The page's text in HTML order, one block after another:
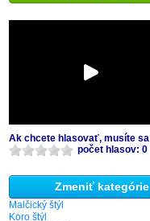
Ak chcete hlasovať, musíte
počet hlasov: 0
Zmeniť kategórie
Malčický štýl
Koro štýl